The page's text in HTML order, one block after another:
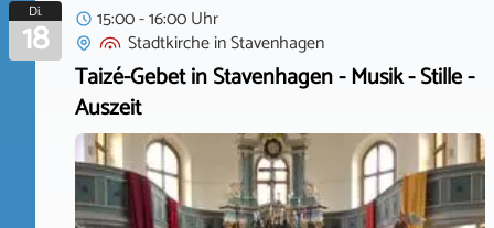
Di.
18
15:00 - 16:00 Uhr
StadtkircheinStavenhagen
Taizé-Gebet in Stavenhagen - Musik - Stille -
Auszeit